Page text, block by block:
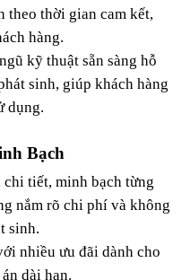
theo thời gian cam kết,
hàng.
kỹ thuật sẵn sàng hỗ
sinh, giúp khách hàng
dụng.
Bạch
tiết, minh bạch từng
nắm rõ chi phí và không
sinh.
nhiều ưu đãi dành cho
dài hạn.